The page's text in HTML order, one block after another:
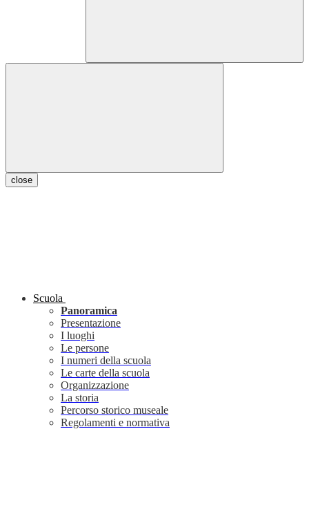
close
Scuola
Panoramica
Presentazione
I luoghi
Le persone
I numeri della scuola
Le carte della scuola
Organizzazione
La storia
Percorso storico museale
Regolamenti e normativa